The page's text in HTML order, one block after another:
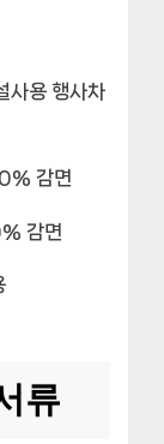
사용 행사차
감면
감면
류